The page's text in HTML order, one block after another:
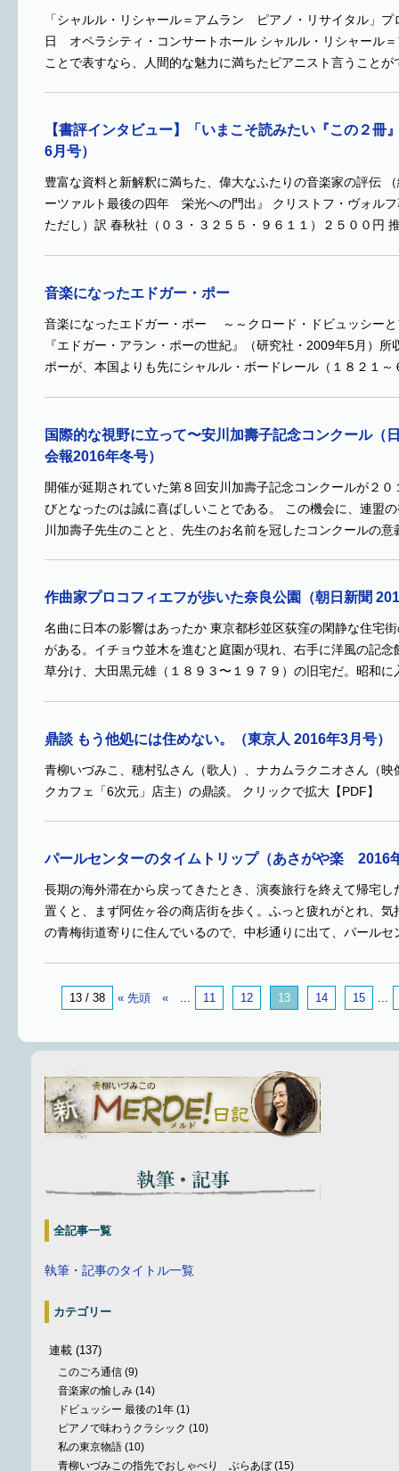
「シャルル・リシャール＝アムラン ピアノ・リサイタル」
日 オペラシティ・コンサートホール シャルル・リシャール
ことで表すなら、人間的な魅力に満ちたピアニスト言うこと
【書評インタビュー】「いまこそ読みたい『この２冊
6月号）
豊富な資料と新解釈に満ちた、偉大なふたりの音楽家の評伝
ーツァルト最後の四年 栄光への門出』 クリストフ・ヴォル
ただし）訳 春秋社（０３・３２５５・９６１１）２５００円
音楽になったエドガー・ポー
音楽になったエドガー・ポー ～～クロード・ドビュッシー
『エドガー・アラン・ポーの世紀』（研究社・2009年5月）所
ポーが、本国よりも先にシャルル・ボードレール（１８２１
国際的な視野に立って〜安川加壽子記念コンクール（
会報2016年冬号）
開催が延期されていた第８回安川加壽子記念コンクールが２０
びとなったのは誠に喜ばしいことである。 この機会に、連盟
川加壽子先生のことと、先生のお名前を冠したコンクールの
作曲家プロコフィエフが歩いた奈良公園（朝日新聞
名曲に日本の影響はあったか 東京都杉並区荻窪の閑静な住宅
がある。イチョウ並木を進むと庭園が現れ、右手に洋風の記念
草分け、大田黒元雄（１８９３〜１９７９）の旧宅だ。昭和
鼎談 もう他処には住めない。（東京人 2016年3月号）
青柳いづみこ、穂村弘さん（歌人）、ナカムラクニオさん（映
クカフェ「6次元」店主）の鼎談。 クリックで拡大【PDF】
パールセンターのタイムトリップ（あさがや楽 2016
長期の海外滞在から戻ってきたとき、演奏旅行を終えて帰宅し
置くと、まず阿佐ヶ谷の商店街を歩く。ふっと疲れがとれ、気
の青梅街道寄りに住んでいるので、中杉通りに出て、パール
13 / 38 « 先頭 « 11 12 13 14 15
全記事一覧
執筆・記事のタイトル一覧
カテゴリー
連載 (137)
このごろ通信 (9)
音楽家の愉しみ (14)
ドビュッシー 最後の1年 (1)
ピアノで味わうクラシック (10)
私の東京物語 (10)
青柳いづみこの指先でおしゃべり ぶらあぼ(15)